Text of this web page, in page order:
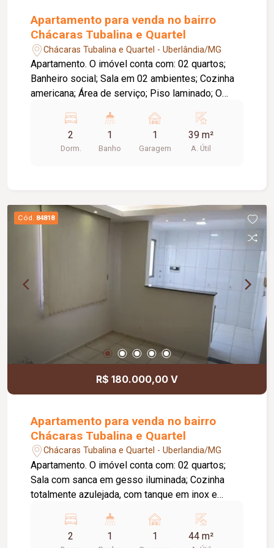
Apartamento para venda no bairro
Chácaras Tubalina e Quartel
Chácaras Tubalina e Quartel - Uberlândia/MG
Apartamento. O imóvel conta com: 02 quartos;
Banheiro social; Sala em 02 ambientes; Cozinha
americana; Área de serviço; Piso laminado; O
equipada; Ambientes funcionais e bem
distribuídos.
2
Dorm.
1
Banho
1
Garagem
39 m²
A. Útil
Cód. 84818
R$ 180.000,00 V
Apartamento para venda no bairro
Chácaras Tubalina e Quartel
Chácaras Tubalina e Quartel - Uberlandia/MG
Apartamento. O imóvel conta com: 02 quartos;
Sala com sanca em gesso iluminada; Cozinha
totalmente azulejada, com tanque em inox e
com box e revestimento em azulejo; Persianas
nos quartos e na sala; Garagem coberta; O
2 1 1 44 m²